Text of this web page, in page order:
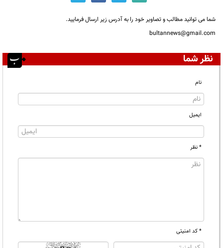
شما می توانید مطالب و تصاویر خود را به آدرس زیر ارسال فرمایید.
bultannews@gmail.com
نظر شما
نام
ایمیل
* نظر
* کد امنیتی